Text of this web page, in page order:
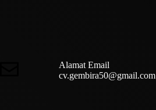
Alamat Email
cv.gembira50@gmail.com